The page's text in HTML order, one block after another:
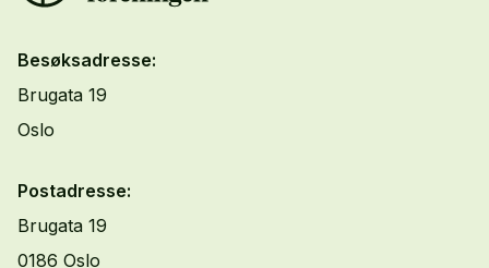
Besøksadresse:
Brugata 19
Oslo
Postadresse:
Brugata 19
0186 Oslo